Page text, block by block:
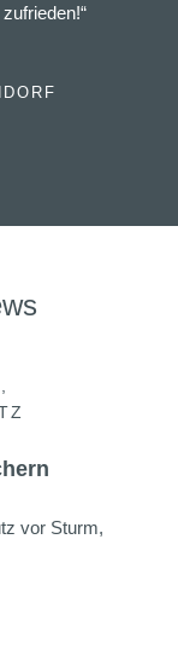
vor Sturm,